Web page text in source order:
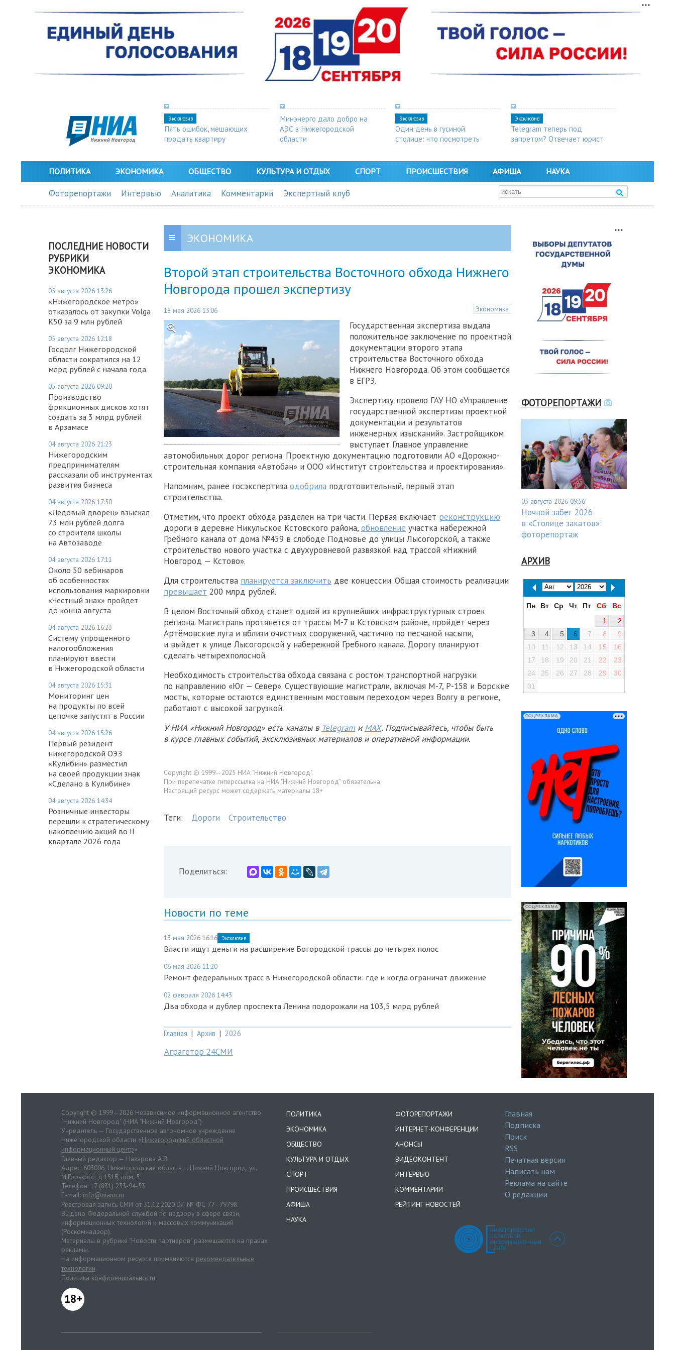
Эксклюзив
Пять ошибок, мешающих
продать квартиру
Минэнерго дало добро на
АЭС в Нижегородской
области
Эксклюзив
Один день в гусиной
столице: что посмотреть
Эксклюзив
Telegram теперь под
запретом? Отвечает юрист
ПОЛИТИКА ЭКОНОМИКА ОБЩЕСТВО КУЛЬТУРА И ОТДЫХ СПОРТ ПРОИСШЕСТВИЯ АФИША НАУКА
Фоторепортажи Интервью Аналитика Комментарии Экспертный клуб
ПОСЛЕДНИЕ НОВОСТИ
РУБРИКИ
ЭКОНОМИКА
05 августа 2026 13:26
«Нижегородское метро»
отказалось от закупки Volga
K50 за 9 млн рублей
05 августа 2026 12:18
Госдолг Нижегородской
области сократился на 12
млрд рублей с начала года
05 августа 2026 09:20
Производство
фрикционных дисков хотят
создать за 3 млрд рублей
в Арзамасе
04 августа 2026 21:23
Нижегородским
предпринимателям
рассказали об инструментах
развития бизнеса
04 августа 2026 17:50
«Ледовый дворец» взыскал
73 млн рублей долга
со строителя школы
на Автозаводе
04 августа 2026 17:11
Около 50 вебинаров
об особенностях
использования маркировки
«Честный знак» пройдет
до конца августа
04 августа 2026 16:23
Систему упрощенного
налогообложения
планируют ввести
в Нижегородской области
04 августа 2026 15:31
Мониторинг цен
на продукты по всей
цепочке запустят в России
04 августа 2026 15:26
Первый резидент
нижегородской ОЭЗ
«Кулибин» разместил
на своей продукции знак
«Сделано в Кулибине»
04 августа 2026 14:34
Розничные инвесторы
перешли к стратегическому
накоплению акций во II
квартале 2026 года
ЭКОНОМИКА
Второй этап строительства Восточного обхода Нижнего
Новгорода прошел экспертизу
18 мая 2026 13:06 Экономика
Государственная экспертиза выдала
положительное заключение по проектной
документации второго этапа
строительства Восточного обхода
Нижнего Новгорода. Об этом сообщается
в ЕГРЗ.
Экспертизу провело ГАУ НО «Управление
государственной экспертизы проектной
документации и результатов
инженерных изысканий». Застройщиком
выступает Главное управление
автомобильных дорог региона. Проектную документацию подготовили АО «Дорожно-
строительная компания «Автобан» и ООО «Институт строительства и проектирования».
Напомним, ранее госэкспертиза одобрила подготовительный, первый этап
строительства.
Отметим, что проект обхода разделен на три части. Первая включает реконструкцию
дороги в деревне Никульское Кстовского района, обновление участка набережной
Гребного канала от дома №459 в слободе Подновье до улицы Лысогорской, а также
строительство нового участка с двухуровневой развязкой над трассой «Нижний
Новгород — Кстово».
Для строительства планируется заключить две концессии. Общая стоимость реализации
превышает 200 млрд рублей.
В целом Восточный обход станет одной из крупнейших инфраструктурных строек
региона. Магистраль протянется от трассы М-7 в Кстовском районе, пройдет через
Артёмовские луга и вблизи очистных сооружений, частично по песчаной насыпи,
и выйдет к улице Лысогорской у набережной Гребного канала. Дорогу планируют
сделать четырехполосной.
Необходимость строительства обхода связана с ростом транспортной нагрузки
по направлению «Юг — Север». Существующие магистрали, включая М-7, Р-158 и Борские
мосты, которые остаются единственным мостовым переходом через Волгу в регионе,
работают с высокой загрузкой.
У НИА «Нижний Новгород» есть каналы в Telegram и MAX. Подписывайтесь, чтобы быть
в курсе главных событий, эксклюзивных материалов и оперативной информации.
Copyright © 1999—2025 НИА "Нижний Новгород".
При перепечатке гиперссылка на НИА "Нижний Новгород" обязательна.
Настоящий ресурс может содержать материалы 18+
Теги: Дороги Строительство
Поделиться:
Новости по теме
13 мая 2026 16:16 Эксклюзив
Власти ищут деньги на расширение Богородской трассы до четырех полос
06 мая 2026 11:20
Ремонт федеральных трасс в Нижегородской области: где и когда ограничат движение
02 февраля 2026 14:43
Два обхода и дублер проспекта Ленина подорожали на 103,5 млрд рублей
Главная | Архив | 2026
Аграгетор 24СМИ
ФОТОРЕПОРТАЖИ
03 августа 2026 09:56
Ночной забег 2026
в «Столице закатов»:
фоторепортаж
АРХИВ
Пн Вт Ср Чт Пт Сб
Вс
1
2
3
4 5 6 7 8
9
10
11 12 13 14 15
16
17
18 19 20 21 22
23
24
25 26 27 28 29
30
31
СОЦРЕКЛАМА
СОЦРЕКЛАМА
Copyright © 1999—2026 Независимое информационное агентство
"Нижний Новгород" (НИА "Нижний Новгород")
Учредитель — Государственное автономное учреждение
Нижегородской области «Нижегородский областной
информационный центр»
Главный редактор — Назарова А.В.
Адрес: 603006, Нижегородская область, г. Нижний Новгород. ул.
М.Горького, д.151Б, пом. 5
Телефон: +7 (831) 233-94-53
E-mail: info@niann.ru
Реестровая запись СМИ от 31.12.2020 ЭЛ № ФС 77 - 79798.
Выдано Федеральной службой по надзору в сфере связи,
информационных технологий и массовых коммуникаций
(Роскомнадзор).
Материалы в рубрике "Новости партнеров" размещаются на правах
рекламы.
На информационном ресурсе применяются рекомендательные
технологии.
Политика конфиденциальности
18+
ПОЛИТИКА
ЭКОНОМИКА
ОБЩЕСТВО
КУЛЬТУРА И ОТДЫХ
СПОРТ
ПРОИСШЕСТВИЯ
АФИША
НАУКА
ФОТОРЕПОРТАЖИ
ИНТЕРНЕТ-КОНФЕРЕНЦИИ
АНОНСЫ
ВИДЕОКОНТЕНТ
ИНТЕРВЬЮ
КОММЕНТАРИИ
РЕЙТИНГ НОВОСТЕЙ
Главная
Подписка
Поиск
RSS
Печатная версия
Написать нам
Реклама на сайте
О редакции